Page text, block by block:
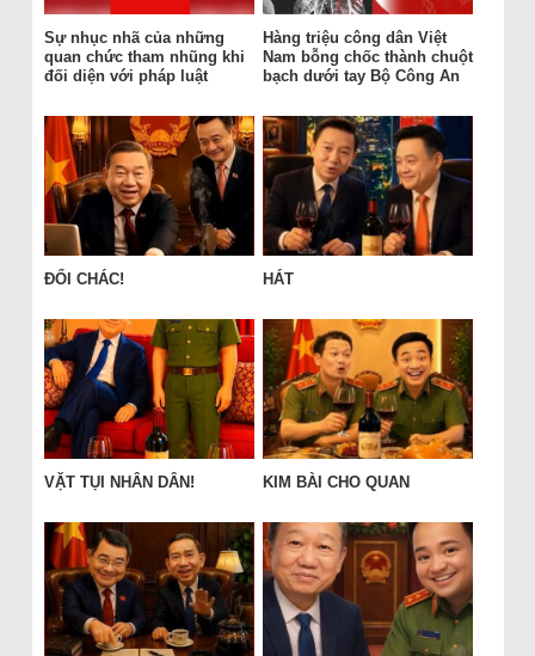
Sự nhục nhã của những
quan chức tham nhũng khi
đối diện với pháp luật
Hàng triệu công dân Việt
Nam bỗng chốc thành chuột
bạch dưới tay Bộ Công An
ĐỔI CHÁC! HÁT
VẶT TỤI NHÂN DÂN! KIM BÀI CHO QUAN